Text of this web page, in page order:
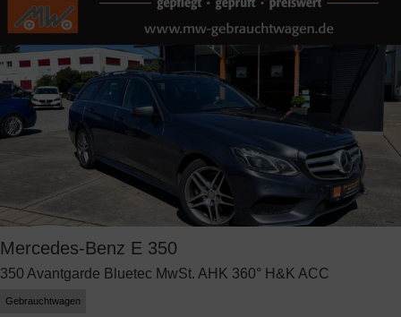
Mercedes-Benz E 350
350 Avantgarde Bluetec MwSt. AHK 360° H&K ACC
Gebrauchtwagen